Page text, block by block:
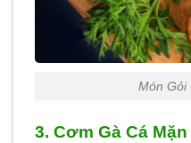
Món Gỏi
3. Cơm Gà Cá Mặn